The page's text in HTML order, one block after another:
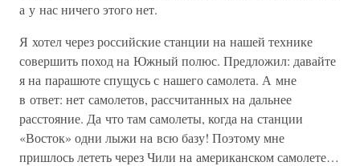
а у нас ничего этого нет.
Я хотел через российские станции на нашей технике
совершить поход на Южный полюс. Предложил: давайте
я на парашюте спущусь с нашего самолета. А мне
в ответ: нет самолетов, рассчитанных на дальнее
расстояние. Да что там самолеты, когда на станции
«Восток» одни лыжи на всю базу! Поэтому мне
пришлось лететь через Чили на американском самолете…